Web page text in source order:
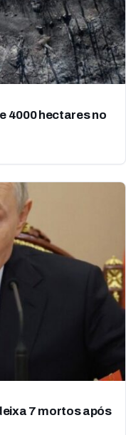
4000 hectares no
7 mortos após